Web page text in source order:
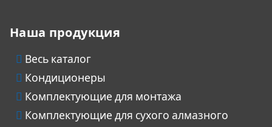
Наша продукция
Весь каталог
Кондиционеры
Комплектующие для монтажа
Комплектующие для сухого алмазного